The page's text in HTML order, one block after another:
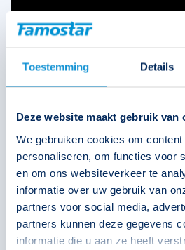
Toestemming Details
Deze website maakt gebruik van
We gebruiken cookies om
personaliseren, om functies voor
en om ons websiteverkeer te
informatie over uw gebruik van
partners voor social media,
partners kunnen deze gegevens
informatie die u aan ze heeft